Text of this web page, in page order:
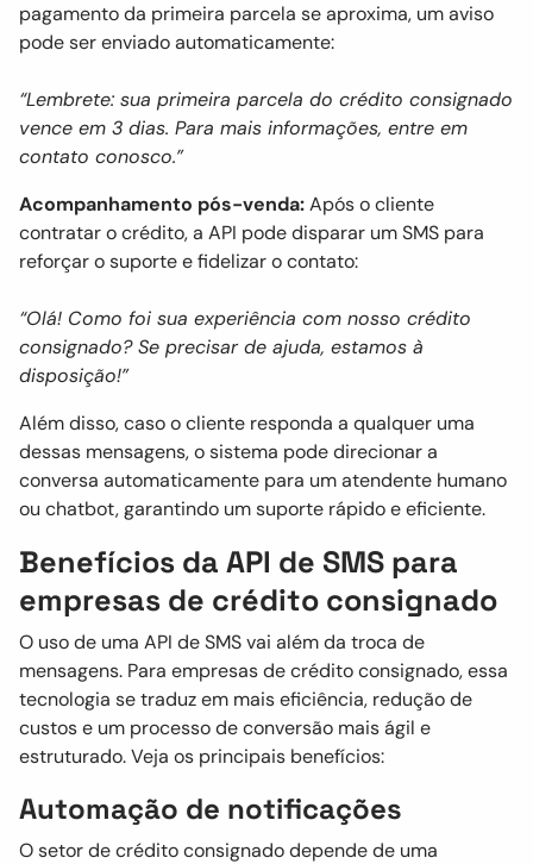
pagamento da primeira parcela se aproxima, um aviso
pode ser enviado automaticamente:
“Lembrete: sua primeira parcela do crédito consignado
vence em 3 dias. Para mais informações, entre em
contato conosco.”
Acompanhamento pós-venda:Após o cliente
contratar o crédito, a API pode disparar um SMS para
reforçar o suporte e fidelizar o contato:
“Olá! Como foi sua experiência com nosso crédito
consignado? Se precisar de ajuda, estamos à
disposição!”
Além disso, caso o cliente responda a qualquer uma
dessas mensagens, o sistema pode direcionar a
conversa automaticamente para um atendente humano
ou chatbot, garantindo um suporte rápido e eficiente.
Benefícios da API de SMS para
empresas de crédito consignado
O uso de uma API de SMS vai além da troca de
mensagens. Para empresas de crédito consignado, essa
tecnologia se traduz em mais eficiência, redução de
custos e um processo de conversão mais ágil e
estruturado. Veja os principais benefícios:
Automação de notificações
O setor de crédito consignado depende de uma